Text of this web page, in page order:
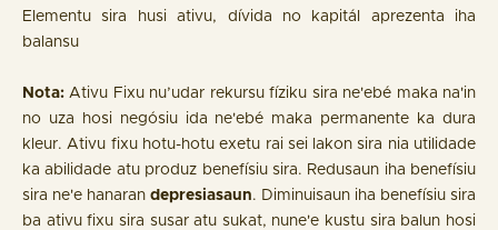
Elementu sira husi ativu, dívida no kapitál aprezenta iha
balansu
Nota: Ativu Fixu nu’udar rekursu fíziku sira ne'ebé maka na'in
no uza hosi negósiu ida ne'ebé maka permanente ka dura
kleur. Ativu fixu hotu-hotu exetu rai sei lakon sira nia utilidade
ka abilidade atu produz benefísiu sira. Redusaun iha benefísiu
sira ne'e hanaran depresiasaun. Diminuisaun iha benefísiu sira
ba ativu fixu sira susar atu sukat, nune'e kustu sira balun hosi